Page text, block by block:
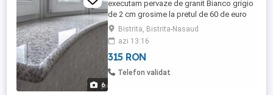
6
executam pervaze de granit Bianco grigio
de 2 cm grosime la pretul de 60 de euro
plus tva mp .,
Bistrita, Bistrita-Nasaud
azi 13:16
315 RON
Telefon validat